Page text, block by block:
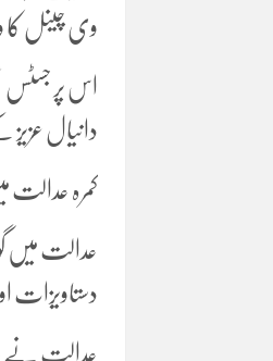
وی چینل کا
اس پر جسٹس
دانیال
کمرہ عدالت
عدالت میں
دستاویزات